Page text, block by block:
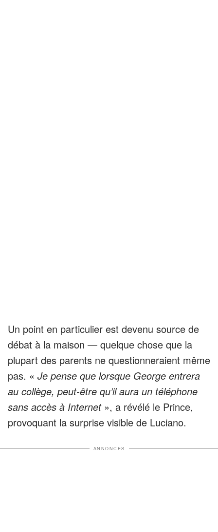
Un point en particulier est devenu source de
débat à la maison — quelque chose que la
plupart des parents ne questionneraient même
pas. « Je pense que lorsque George entrera
au collège, peut-être qu’il aura un téléphone
sans accès à Internet », a révélé le Prince,
provoquant la surprise visible de Luciano.
ANNONCES